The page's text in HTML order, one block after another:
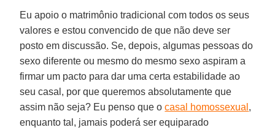
Eu apoio o matrimônio tradicional com todos os seus
valores e estou convencido de que não deve ser
posto em discussão. Se, depois, algumas pessoas do
sexo diferente ou mesmo do mesmo sexo aspiram a
firmar um pacto para dar uma certa estabilidade ao
seu casal, por que queremos absolutamente que
assim não seja? Eu penso que ocasal homossexual ,
enquanto tal, jamais poderá ser equiparado